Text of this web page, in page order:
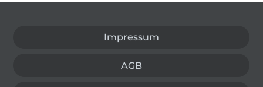
Impressum
AGB